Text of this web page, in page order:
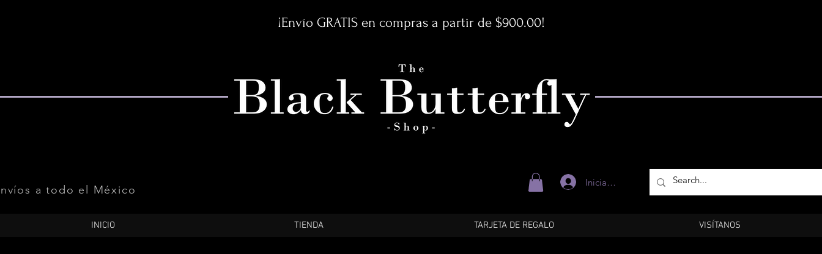
¡Envío GRATIS en compras a partir de $900.00!
a todo el México
Iniciar sesión
INICIO TIENDA TARJETA DE REGALO VISÍTANOS